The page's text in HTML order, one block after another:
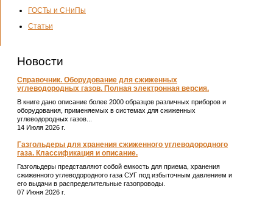
ГОСТы и СНиПы
Статьи
Новости
Справочник. Оборудование для сжиженных
углеводородных газов. Полная электронная версия.
В книге дано описание более 2000 образцов различных приборов и
оборудования, применяемых в системах для сжиженных
углеводородных газов...
14 Июля 2026 г.
Газгольдеры для хранения сжиженного углеводородного
газа. Классификация и описание.
Газгольдеры представляют собой емкость для приема, хранения
сжиженного углеводородного газа СУГ под избыточным давлением и
его выдачи в распределительные газопроводы.
07 Июня 2026 г.